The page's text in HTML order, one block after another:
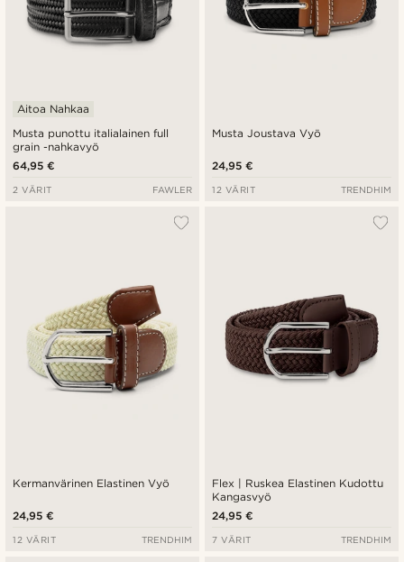
Musta punottu italialainen full
grain -nahkavyö
Aitoa Nahkaa
64,95 €
2 VÄRIT FAWLER
Musta Joustava Vyö
24,95 €
12 VÄRIT TRENDHIM
Kermanvärinen Elastinen Vyö
24,95 €
12 VÄRIT TRENDHIM
Flex | Ruskea Elastinen Kudottu
Kangasvyö
24,95 €
7 VÄRIT TRENDHIM